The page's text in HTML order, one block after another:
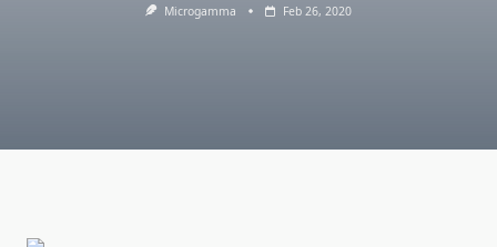
Microgamma Feb 26, 2020